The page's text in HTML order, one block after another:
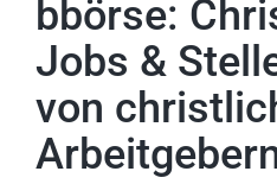
bbörse:
Jobs &
von